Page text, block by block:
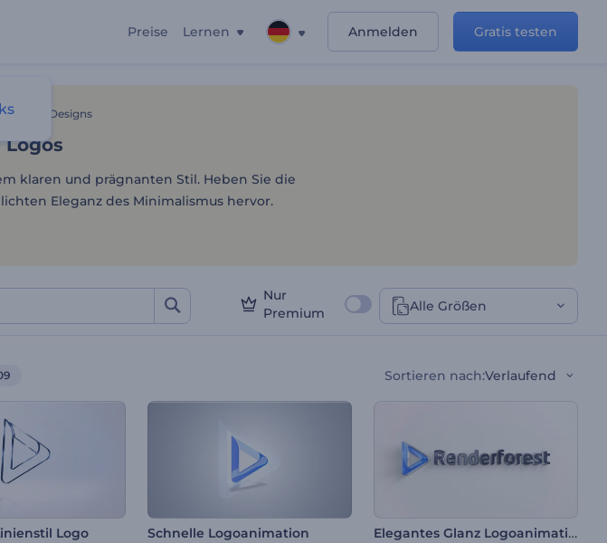
Preise Lernen Anmelden Gratis testen
Logos
Logo Designs
klaren und prägnanten Stil. Heben Sie die
Eleganz des Minimalismus hervor.
Nur
Premium
Alle Größen
Sortieren nach:Verlaufend
Logo Schnelle Logoanimation Elegantes Glanz Logoanimation